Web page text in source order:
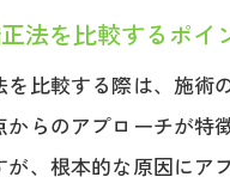
法を比較するポイ
比較する際は、施
らのアプローチが
、根本的な原因にア